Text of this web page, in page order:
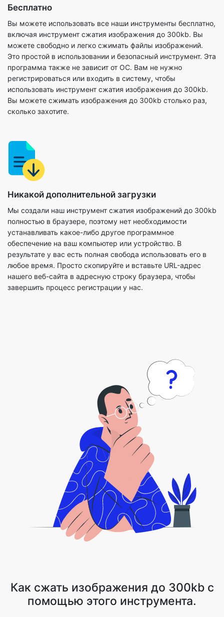
можете свободно и легко сжимать файлы изображений.
программа также не зависит от ОС. Вам не нужно
регистрироваться или входить в систему, чтобы
использовать инструмент сжатия изображения до 300kb.
Вы можете сжимать изображения до 300kb столько раз,
сколько захотите.
Никакой дополнительной загрузки
Мы создали наш инструмент сжатия изображений до 300kb
полностью в браузере, поэтому нет необходимости
устанавливать какое-либо другое программное
результате у вас есть полная свобода использовать его в
любое время. Просто скопируйте и вставьте URL-адрес
нашего веб-сайта в адресную строку браузера, чтобы
завершить процесс регистрации у нас.
1 . Загрузите файл изображения или нажмите на стрелку
выпадающего списка и выберите Dropbox/Google Drive